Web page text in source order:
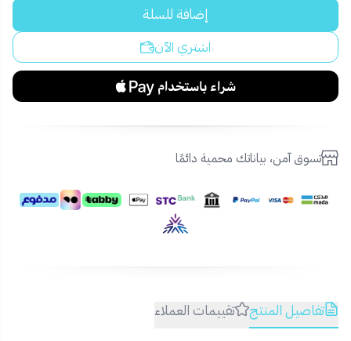
إضافة للسلة
اشتري الآن
تسوق آمن، بياناتك محمية دائمًا
تفاصيل المنتج تقييمات العملاء